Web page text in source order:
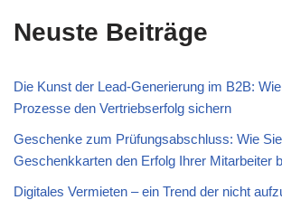
Neuste Beiträge
Die Kunst der Lead-Generierung im B2B:
Prozesse den Vertriebserfolg sichern
Geschenke zum Prüfungsabschluss: Wie
Geschenkkarten den Erfolg Ihrer Mitarbeiter
Digitales Vermieten – ein Trend der nicht